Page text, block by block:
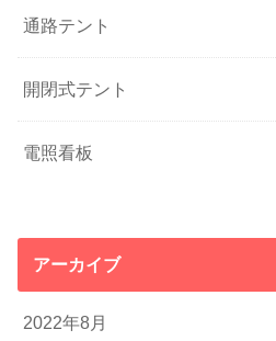
通路テント
開閉式テント
電照看板
アーカイブ
2022年8月